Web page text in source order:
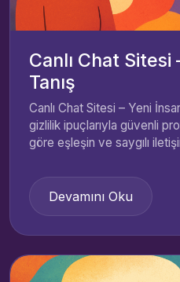
Canlı Chat Sitesi
Tanış
Canlı Chat Sitesi – Yeni
gizlilik ipuçlarıyla güvenli
göre eşleşin ve saygılı
Devamını Oku